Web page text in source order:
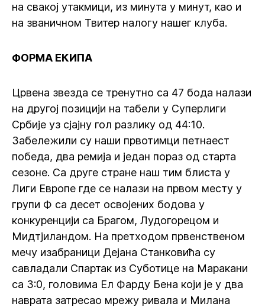
на свакој утакмици, из минута у минут, као и
на званичном Твитер налогу нашег клуба.
ФОРМА ЕКИПА
Црвена звезда се тренутно са 47 бода налази
на другој позицији на табели у Суперлиги
Србије уз сјајну гол разлику од 44:10.
Забележили су наши првотимци петнаест
победа, два ремија и један пораз од старта
сезоне. Са друге стране наш тим блиста у
Лиги Европе где се налази на првом месту у
групи Ф са десет освојених бодова у
конкуренцији са Брагом, Лудогорецом и
Мидтјиландом. На претходом првенственом
мечу изабраници Дејана Станковића су
савладали Спартак из Суботице на Маракани
са 3:0, головима Ел Фарду Бена који је у два
наврата затресао мрежу ривала и Милана